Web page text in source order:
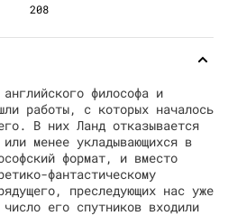
208
философа и
работы, с которых началось
В них Ланд отказывается
менее укладывающихся в
формат, и вместо
фантастическому
преследующих нас уже
его спутников входили